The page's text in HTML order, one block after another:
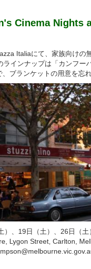
Cinema Nights
Italiaにて、家族向けの
ラインナップは「カンフー
ブランケットの用意を忘れ
）、19日（土）、26日（
Lygon Street, Carlton,